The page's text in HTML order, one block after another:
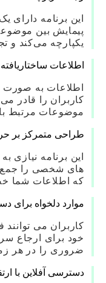
این برنامه دارای
پیمایش بین
یکپارچه می‌کند و
اطلاعات
اطلاعات به صورت
کاربران را قادر
موضوعات مرتبط با
طراحی متمرکز بر
این برنامه نیازی
های شخصی را جمع
که اطلاعات شما
موارد دلخواه برای
کاربران می توانند
خود برای ارجاع
ضروری را در هر
دسترسی آفلاین با